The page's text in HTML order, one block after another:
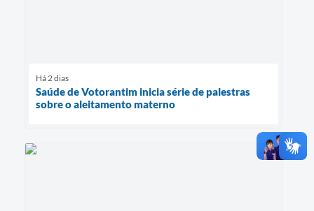
Há 2 dias
Saúde de Votorantim inicia série de palestras
sobre o aleitamento materno